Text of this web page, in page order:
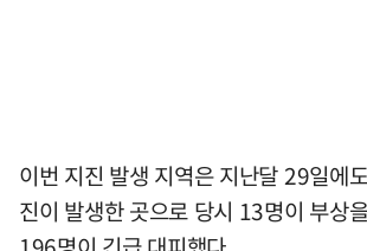
이번 지진 발생 지역은 지난달 29일에
진이 발생한 곳으로 당시 13명이 부상